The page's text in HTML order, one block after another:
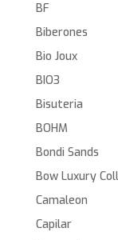
BF
Biberones
Bio Joux
BIO3
Bisuteria
BOHM
Bondi Sands
Bow Luxury
Camaleon
Capilar